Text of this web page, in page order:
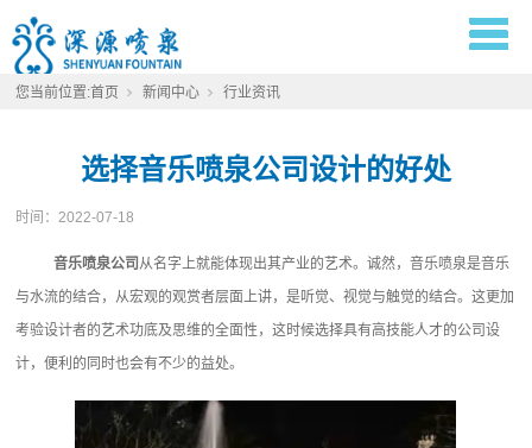
您当前位置:首页 新闻中心 行业资讯
选择音乐喷泉公司设计的好处
时间：2022-07-18
音乐喷泉公司 从名字上就能体现出其产业的艺术。诚然，音乐喷泉是音乐
与水流的结合，从宏观的观赏者层面上讲，是听觉、视觉与触觉的结合。这更加
考验设计者的艺术功底及思维的全面性，这时候选择具有高技能人才的公司设
计，便利的同时也会有不少的益处。